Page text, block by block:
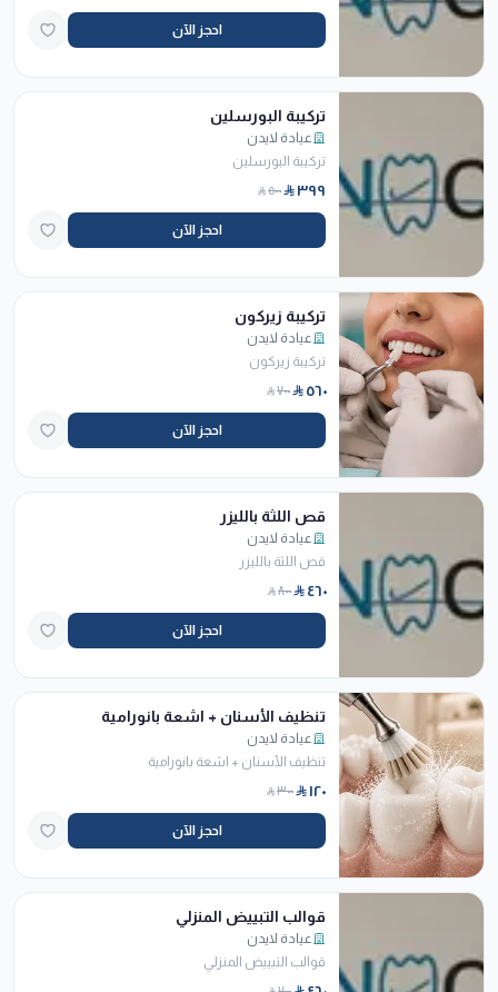
احجز الآن
تركيبة البورسلين
عيادة لايدن
تركيبة البورسلين
٣٩٩ ٥٠٠
احجز الآن
تركيبة زيركون
عيادة لايدن
تركيبة زيركون
٥٦٠ ٧٠٠
احجز الآن
قص اللثة بالليزر
عيادة لايدن
قص اللثة بالليزر
٤٦٠ ٨٠٠
احجز الآن
تنظيف الأسنان + اشعة بانورامية
عيادة لايدن
تنظيف الأسنان + اشعة بانورامية
١٢٠ ٣٠٠
احجز الآن
قوالب التبييض المنزلي
عيادة لايدن
قوالب التبييض المنزلي